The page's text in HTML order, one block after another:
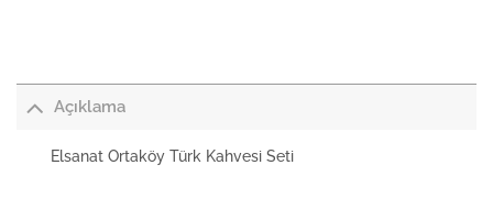
Açıklama
Elsanat Ortaköy Türk Kahvesi Seti